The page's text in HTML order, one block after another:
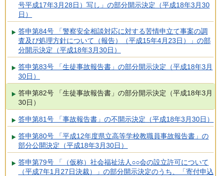
号平成17年3月28日）写し」の部分開示決定（平成18年3月30
日）
答申第84号 「警察安全相談対応に対する苦情申立て事案の調
査及び処理方針について（報告）（平成15年4月23日）」の部
分開示決定（平成18年3月30日）
答申第83号 「生徒事故報告書」の部分開示決定（平成18年3月
30日）
答申第82号 「生徒事故報告書」の部分開示決定（平成18年3月
30日）
答申第81号 「事故報告書」の不開示決定（平成18年3月30日）
答申第80号 「平成12年度県立高等学校教職員事故報告書」の
部分公開決定（平成18年3月30日）
答申第79号 「（仮称）社会福祉法人○○会の設立許可について
（平成7年1月27日決裁）」の部分開示決定のうち、「寄付申込